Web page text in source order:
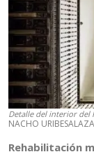
Detalle del interior del
NACHO
Rehabilitación